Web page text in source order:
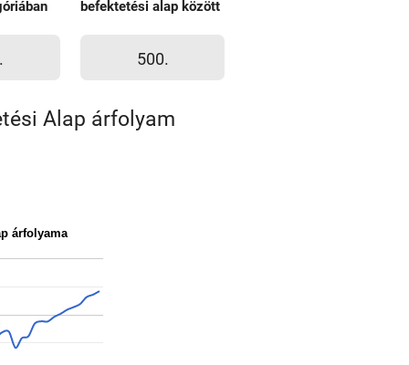
befektetési alap között
500.
Alap árfolyam
árfolyama